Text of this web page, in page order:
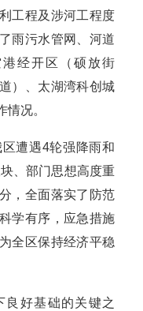
工程及涉河工程度
雨污水管网、河道
经开区（硕放街
）、太湖湾科创城
情况。
遭遇4轮强降雨和
块、部门思想高度重
，全面落实了防范
学有序，应急措施
全区保持经济平稳
好基础的关键之